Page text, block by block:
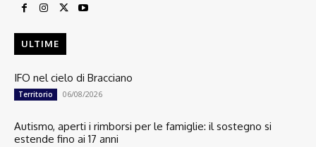
ULTIME
IFO nel cielo di Bracciano
Territorio 06/08/2026
Autismo, aperti i rimborsi per le famiglie: il sostegno si
estende fino ai 17 anni